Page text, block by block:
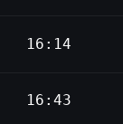
16:14
16:43